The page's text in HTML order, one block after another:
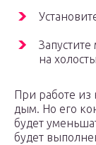
на
При работе из
дым. Но его
будет
будет